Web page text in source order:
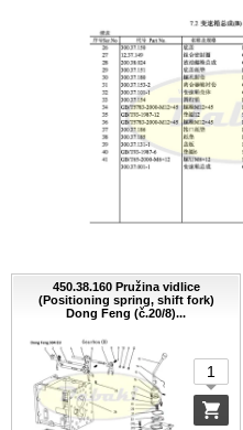
450.38.160 Pružina vidlice
(Positioning spring, shift fork)
Dong Feng (č.20/8)...